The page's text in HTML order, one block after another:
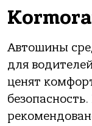
Автошины
для
ценят